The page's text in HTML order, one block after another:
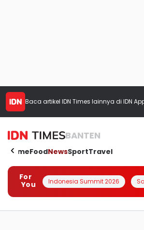
Baca artikel IDN Times lainnya di IDN
BANTEN
HomeFoodNewsSportTravel
For
You
Indonesia Summit 2026